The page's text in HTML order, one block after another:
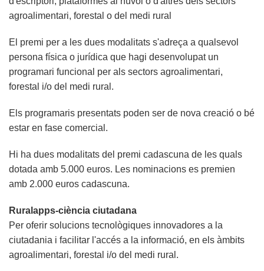
agroalimentari, forestal o del medi rural
El premi per a les dues modalitats s'adreça a qualsevol
persona física o jurídica que hagi desenvolupat un
programari funcional per als sectors agroalimentari,
forestal i/o del medi rural.
Els programaris presentats poden ser de nova creació o bé
estar en fase comercial.
Hi ha dues modalitats del premi cadascuna de les quals
dotada amb 5.000 euros. Les nominacions es premien
amb 2.000 euros cadascuna.
Ruralapps-ciència ciutadana
Per oferir solucions tecnològiques innovadores a la
ciutadania i facilitar l'accés a la informació, en els àmbits
agroalimentari, forestal i/o del medi rural.